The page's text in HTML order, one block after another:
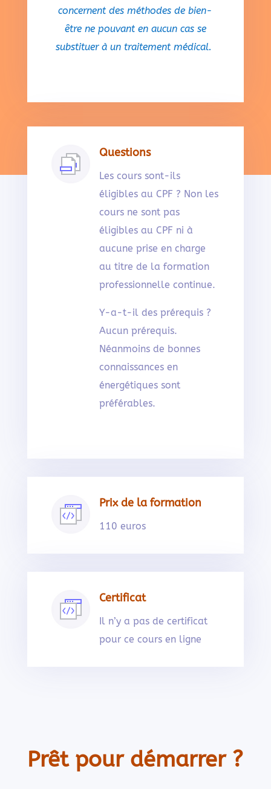
concernent des méthodes de bien-
être ne pouvant en aucun cas se
substituer à un traitement médical.
Questions
Les cours sont-ils
éligibles au CPF ? Non les
cours ne sont pas
éligibles au CPF ni à
aucune prise en charge
au titre de la formation
professionnelle continue.
Y-a-t-il des prérequis ?
Aucun prérequis.
Néanmoins de bonnes
connaissances en
énergétiques sont
préférables.
Prix de la formation
110 euros
Certificat
Il n’y a pas de certificat
pour ce cours en ligne
Prêt pour démarrer ?